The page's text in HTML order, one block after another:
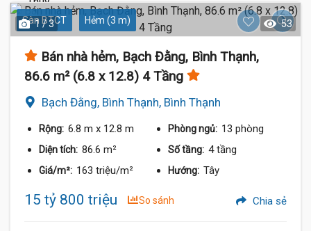
Sàn BTCT Hẻm (3 m)
1 / 3 53
Bán nhà hẻm, Bạch Đằng, Bình Thạnh,
86.6 m² (6.8 x 12.8) 4 Tầng
Bạch Đằng, Bình Thạnh, Bình Thạnh
Rộng: 6.8 m x 12.8 m Phòng ngủ: 13 phòng
Diện tích: 86.6 m² Số tầng: 4 tầng
Giá/m²: 163 triệu/m² Hướng: Tây
15 tỷ 800 triệu So sánh Chia sẻ